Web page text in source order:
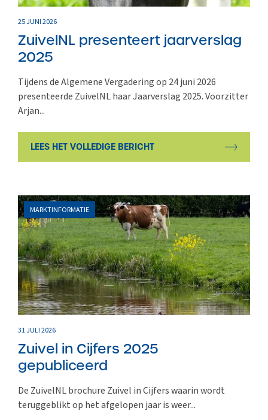
25 JUNI 2026
ZuivelNL presenteert jaarverslag
2025
Tijdens de Algemene Vergadering op 24 juni 2026
presenteerde ZuivelNL haar Jaarverslag 2025. Voorzitter
Arjan...
LEES HET VOLLEDIGE BERICHT
MARKTINFORMATIE
31 JULI 2026
Zuivel in Cijfers 2025
gepubliceerd
De ZuivelNL brochure Zuivel in Cijfers waarin wordt
teruggeblikt op het afgelopen jaar is weer...